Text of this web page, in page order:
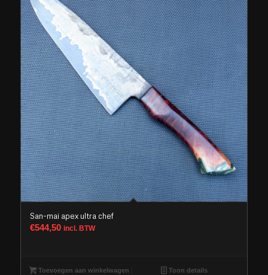
San-mai apex ultra chef
€544,50 incl. BTW
Toevoegen aan winkelwagen Toon details